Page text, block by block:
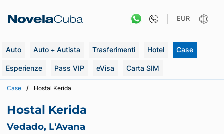
EUR
Auto Auto + Autista Trasferimenti Hotel Case
Esperienze Pass VIP eVisa Carta SIM
Case Hostal Kerida
Hostal Kerida
Vedado, L'Avana